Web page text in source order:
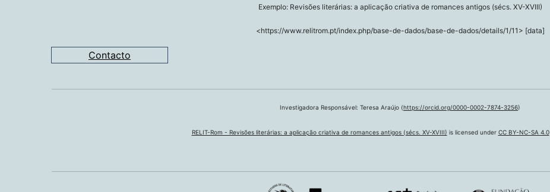
Exemplo: Revisões literárias: a aplicação criativa de romances antigos (sécs. XV-XVIII)
<https://www.relitrom.pt/index.php/base-de-dados/base-de-dados/details/1/11> [data]
Contacto
Investigadora Responsável: Teresa Araújo (https://orcid.org/0000-0002-7874-3256)
RELIT-Rom - Revisões literárias: a aplicação criativa de romances antigos (sécs. XV-XVIII) is licensed under CC BY-NC-SA 4.0